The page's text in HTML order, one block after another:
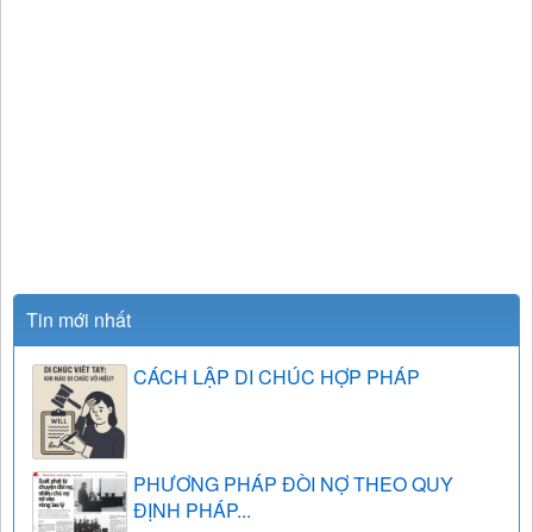
Tin mới nhất
CÁCH LẬP DI CHÚC HỢP PHÁP
PHƯƠNG PHÁP ĐÒI NỢ THEO QUY
ĐỊNH PHÁP...